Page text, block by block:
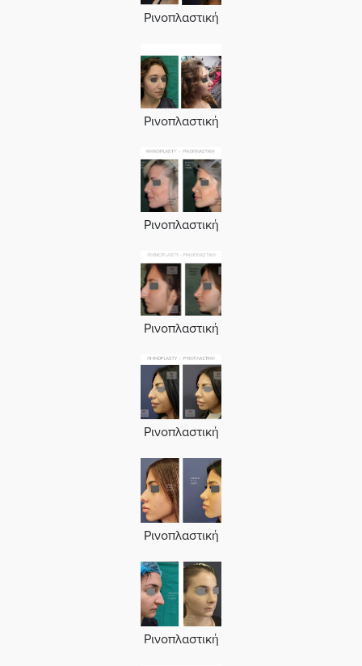
Ρινοπλαστική
Ρινοπλαστική
Ρινοπλαστική
Ρινοπλαστική
Ρινοπλαστική
Ρινοπλαστική
Ρινοπλαστική